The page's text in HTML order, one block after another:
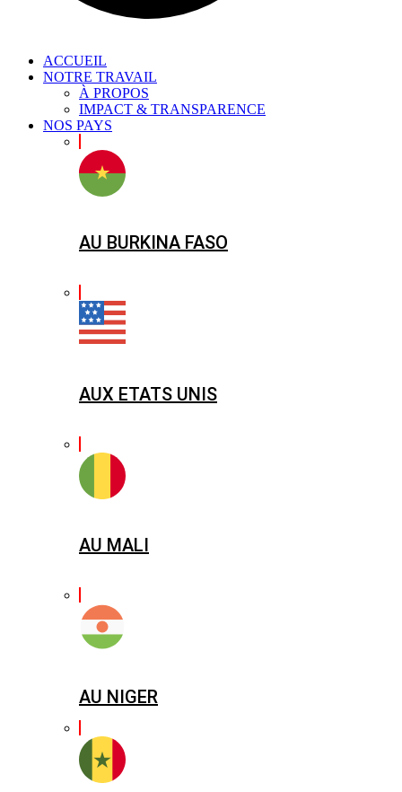
ACCUEIL
NOTRE TRAVAIL
À PROPOS
IMPACT & TRANSPARENCE
NOS PAYS
AU BURKINA FASO
AUX ETATS UNIS
AU MALI
AU NIGER